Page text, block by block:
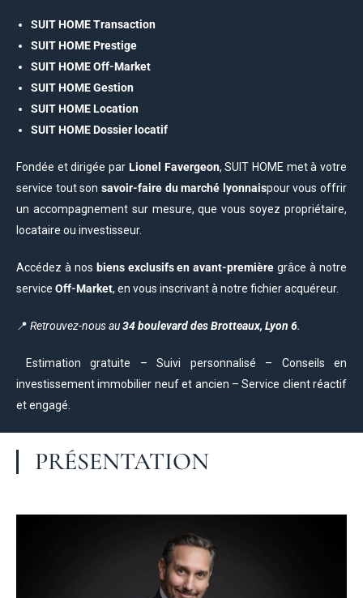
SUIT HOME Transaction
SUIT HOME Prestige
SUIT HOME Off-Market
SUIT HOME Gestion
SUIT HOME Location
SUIT HOME Dossier locatif
Fondée et dirigée par Lionel Favergeon, SUIT HOME met à votre
service tout son savoir-faire du marché lyonnaispour vous offrir
un accompagnement sur mesure, que vous soyez propriétaire,
locataire ou investisseur.
Accédez à nos biens exclusifs en avant-première grâce à notre
service Off-Market, en vous inscrivant à notre fichier acquéreur.
📍 Retrouvez-nous au34 boulevard des Brotteaux, Lyon 6.
Estimation gratuite – Suivi personnalisé – Conseils en
investissement immobilier neuf et ancien – Service client réactif
et engagé.
PRÉSENTATION